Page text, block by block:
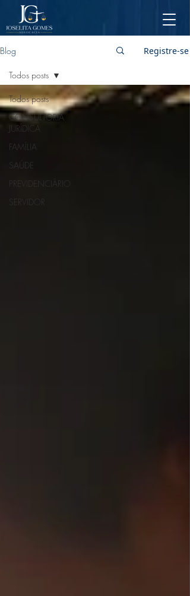
Blog Registre-se
Todos posts
CONSULTORIA
JURÍDICA
FAMÍLIA
SAÚDE
PREVIDENCIÁRIO
SERVIDOR
Todos posts